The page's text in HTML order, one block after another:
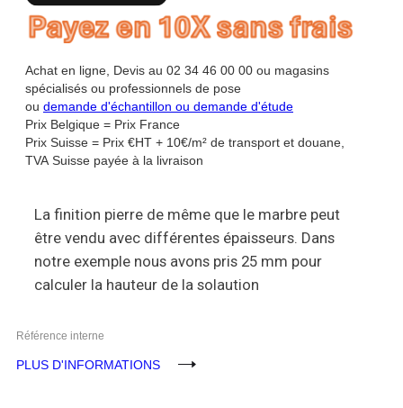
Achat en ligne, Devis au 02 34 46 00 00 ou magasins
spécialisés ou professionnels de pose
ou demande d'échantillon ou demande d'étude
Prix Belgique = Prix France
Prix Suisse = Prix €HT + 10€/m² de transport et douane,
TVA Suisse payée à la livraison
La finition pierre de même que le marbre peut
être vendu avec différentes épaisseurs. Dans
notre exemple nous avons pris 25 mm pour
calculer la hauteur de la solaution
Référence interne
PLUS D'INFORMATIONS